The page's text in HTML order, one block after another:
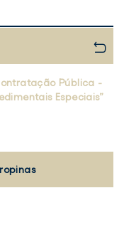
Pública -
Especiais”